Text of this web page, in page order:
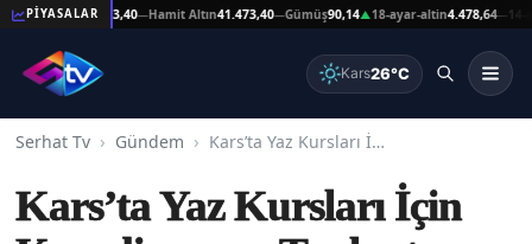
PİYASALAR
Altın41.473,40 —Hamit Altın41.473,40—Gümüş90,14▲18-ayar-altin4.478,64—14-
Kars26°C
Serhat Tv Gündem Kars’ta Yaz Kursları İçin Koordinasyon Toplantısı Gerçekleştirildi
Kars’ta Yaz Kursları İçin